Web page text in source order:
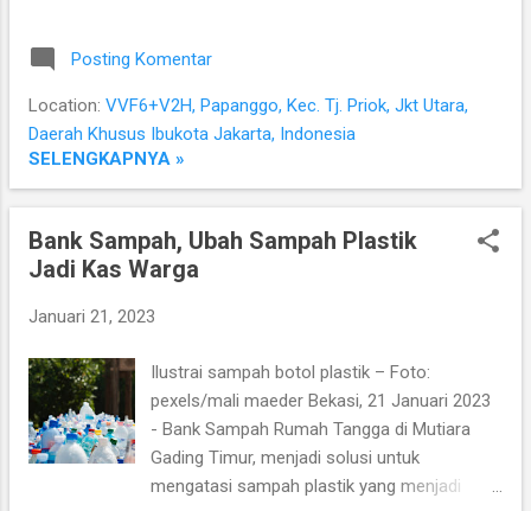
Stadium, Sabtu malam. 75 ribu Baladewa
telah datang untuk menyaksikan penampilan
luar biasa dari grup musik legenda ini.
Namun, meski suasana konser sangat
meriah, beberapa penonton memberikan
keluhan terkait akses dan area parkir di
stadium. Mereka mengatakan bahwa jalur
akses menuju stadium sangat macet dan
tidak memadai untuk jumlah kendaraan yang
dan area parkir di sini. Saya harus menunggu
lebih dari satu jam untuk bisa masuk ke
stadium dan menemukan tempat parkir yang
cukup sulit," kata salah satu penonton, Fitri.
Dikutip dari Metro Tempo, menurut Gilbert
Posting Komentar
Location: VVF6+V2H, Papanggo, Kec. Tj. Priok, Jkt Utara,
Daerah Khusus Ibukota Jakarta, Indonesia
SELENGKAPNYA »
Bank Sampah, Ubah Sampah Plastik
Jadi Kas Warga
Januari 21, 2023
Ilustrai sampah botol plastik – Foto:
pexels/mali maeder Bekasi, 21 Januari 2023
- Bank Sampah Rumah Tangga di Mutiara
Gading Timur, menjadi solusi untuk
mengatasi sampah plastik yang menjadi